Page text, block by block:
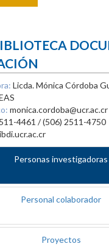
Licda. Mónica Córdoba
monica.cordoba@ucr.ac.cr
4461 / (506) 2511-4750
Personas investigadoras
Personal colaborador
Proyectos